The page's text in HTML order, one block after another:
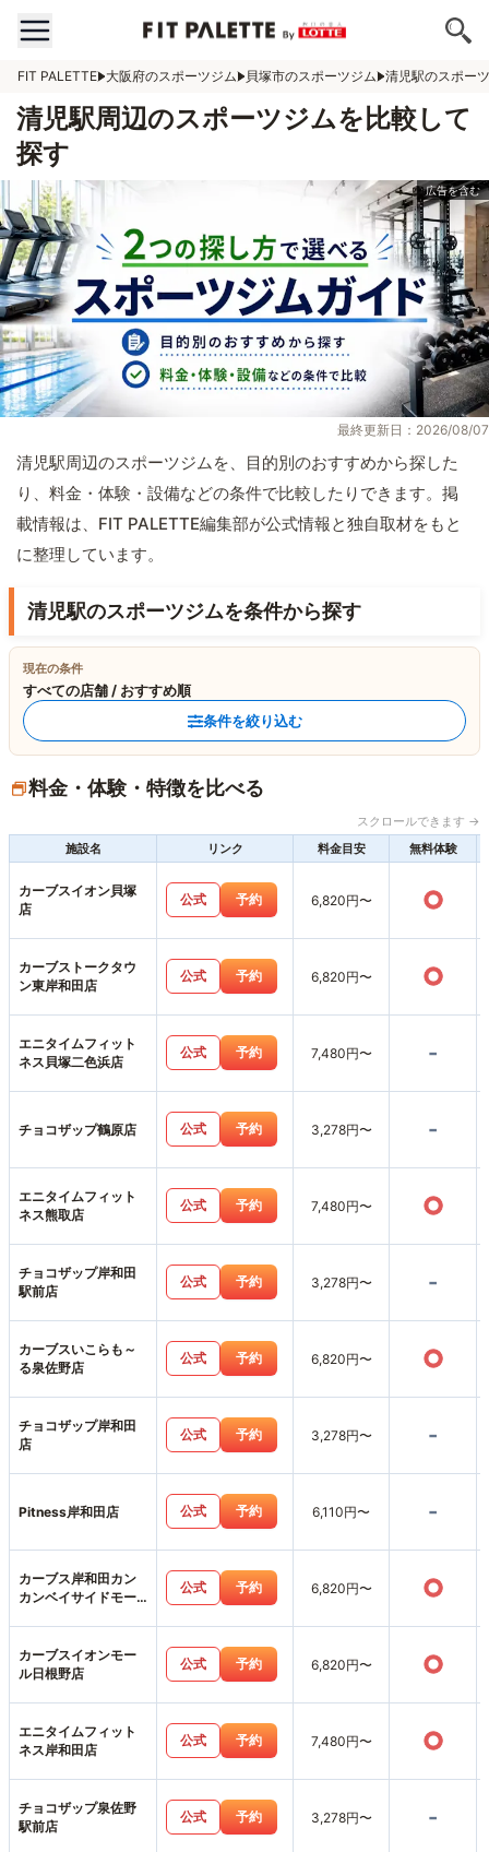
FIT PALETTE 大阪府のスポーツジム 貝塚市のスポーツジム 清児駅のスポー
清児駅周辺のスポーツジムを比較して
探す
最終更新日：2026/08/07
清児駅周辺のスポーツジムを、目的別のおすすめから探した
り、料金・体験・設備などの条件で比較したりできます。掲
載情報は、FIT PALETTE編集部が公式情報と独自取材をもと
に整理しています。
清児駅のスポーツジムを条件から探す
現在の条件
すべての店舗 / おすすめ順
条件を絞り込む
料金・体験・特徴を比べる
スクロールできます →
施設名
リンク 料金目安 無料体験
カーブスイオン貝塚
店
公式 予約 6,820円〜 ○
カーブストークタウ
ン東岸和田店
公式 予約 6,820円〜 ○
エニタイムフィット
ネス貝塚二色浜店
公式 予約 7,480円〜 -
チョコザップ鶴原店 公式 予約 3,278円〜 -
エニタイムフィット
ネス熊取店
公式 予約 7,480円〜 ○
チョコザップ岸和田
駅前店
公式 予約 3,278円〜 -
カーブスいこらも～
る泉佐野店
公式 予約 6,820円〜 ○
チョコザップ岸和田
店
公式 予約 3,278円〜 -
Pitness岸和田店 公式 予約 6,110円〜 -
カーブス岸和田カン
カンベイサイドモー
公式 予約 6,820円〜 ○
カーブスイオンモー
ル日根野店
公式 予約 6,820円〜 ○
エニタイムフィット
ネス岸和田店
公式 予約 7,480円〜 ○
チョコザップ泉佐野
駅前店
公式 予約 3,278円〜 -